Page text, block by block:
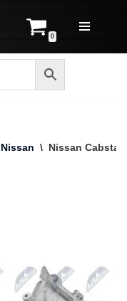
0
Nissan \ Nissan Cabstar